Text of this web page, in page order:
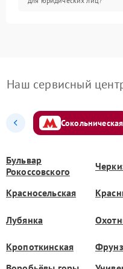
Наш сервисный
Сокольническая
Бульвар
Рокоссовского
Красносельская
Лубянка
Кропоткинская